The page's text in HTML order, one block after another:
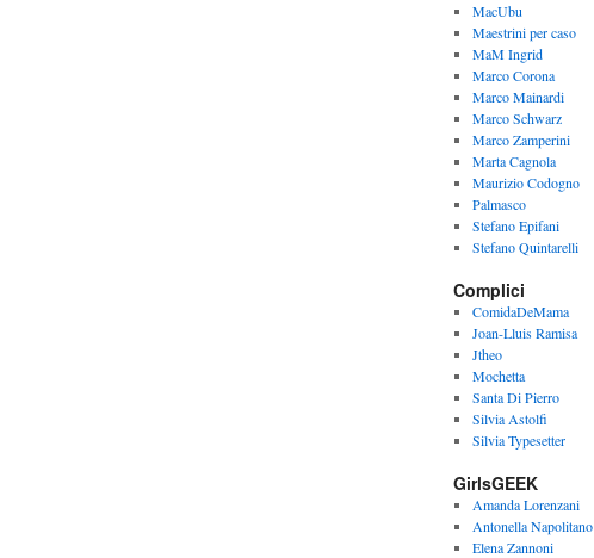
MacUbu
Maestrini per caso
MaM Ingrid
Marco Corona
Marco Mainardi
Marco Schwarz
Marco Zamperini
Marta Cagnola
Maurizio Codogno
Palmasco
Stefano Epifani
Stefano Quintarelli
Complici
ComidaDeMama
Joan-Lluis Ramisa
Jtheo
Mochetta
Santa Di Pierro
Silvia Astolfi
Silvia Typesetter
GirlsGEEK
Amanda Lorenzani
Antonella Napolitano
Elena Zannoni